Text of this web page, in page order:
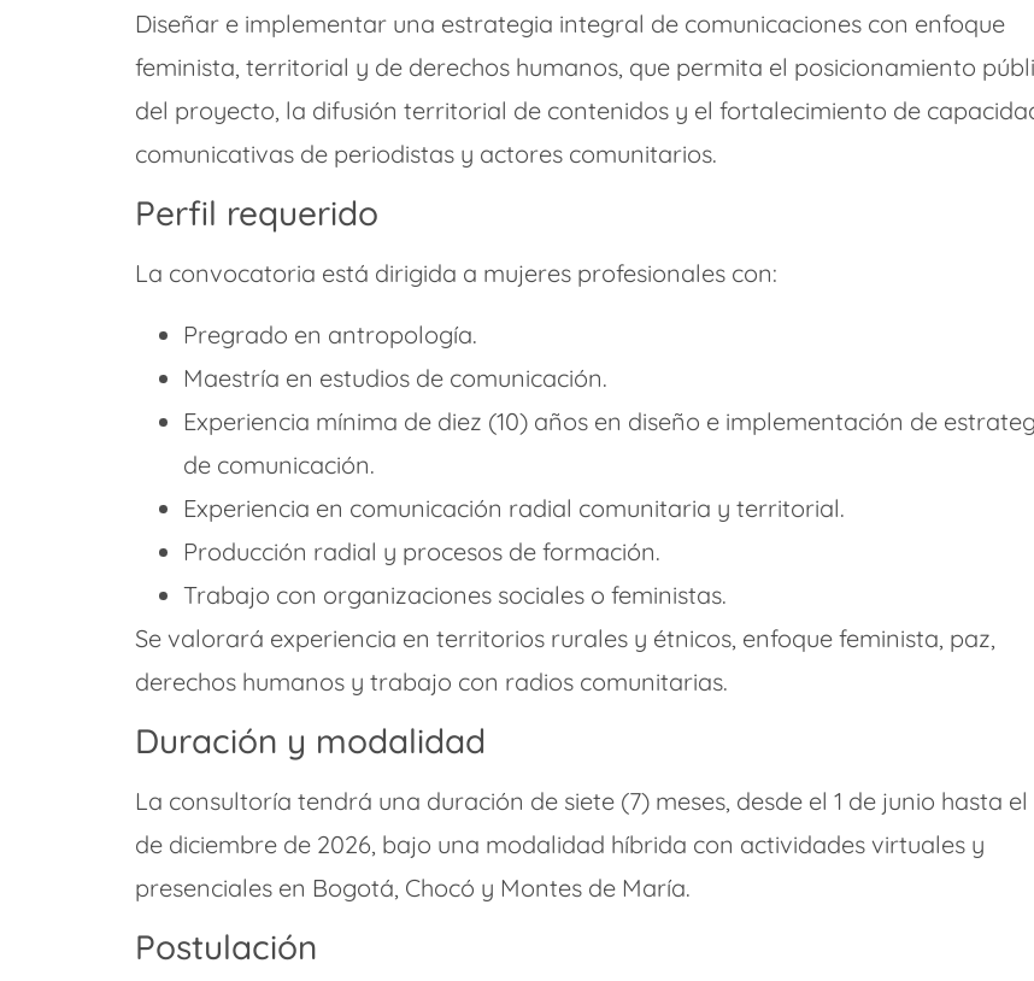
Diseñar e implementar una estrategia integral de comunicaciones con enfoque
feminista, territorial y de derechos humanos, que permita el posicionamiento
del proyecto, la difusión territorial de contenidos y el fortalecimiento de
comunicativas de periodistas y actores comunitarios.
Perfil requerido
La convocatoria está dirigida a mujeres profesionales con:
Pregrado en antropología.
Maestría en estudios de comunicación.
Experiencia mínima de diez (10) años en diseño e implementación de
de comunicación.
Experiencia en comunicación radial comunitaria y territorial.
Producción radial y procesos de formación.
Trabajo con organizaciones sociales o feministas.
Se valorará experiencia en territorios rurales y étnicos, enfoque feminista, paz,
derechos humanos y trabajo con radios comunitarias.
Duración y modalidad
La consultoría tendrá una duración de siete (7) meses, desde el 1 de junio hasta el
de diciembre de 2026, bajo una modalidad híbrida con actividades virtuales y
presenciales en Bogotá, Chocó y Montes de María.
Postulación